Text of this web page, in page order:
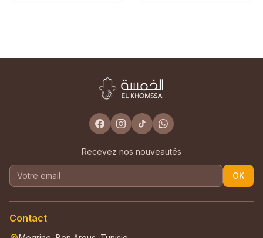
Recevez nos nouveautés
OK
Contact